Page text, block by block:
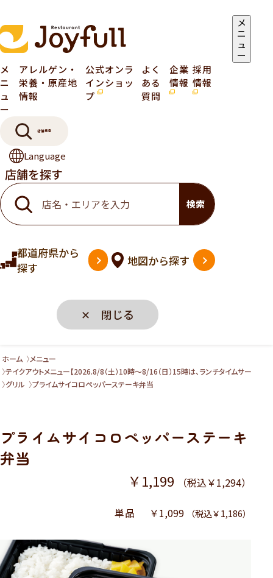
メ
ニ
ュ
ー
メ
ニ
ュ
ー
アレルゲン・
栄養・原産地
情報
公式オンラ
インショッ
プ
よく
ある
質問
企業
情報
採用
情報
店舗検索
Language
店舗を探す
検索
都道府県から
探す
地図から探す
✕ 閉じる
ホーム
メニュー
テイクアウトメニュー【2026.8/8（土）10時～8/16（日）15時は、ランチタイムサービス
グリル
プライムサイコロペッパーステーキ弁当
プライムサイコロペッパーステーキ
弁当
￥1,199 （税込￥1,294）
単品 ￥1,099 （税込￥1,186）